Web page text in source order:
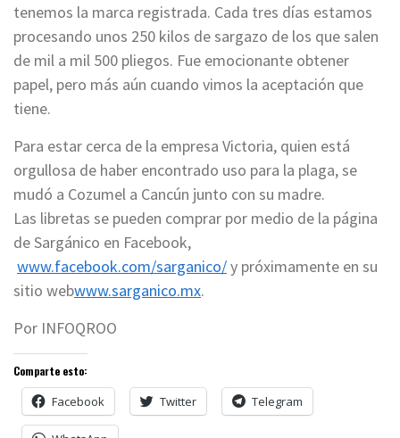
tenemos la marca registrada. Cada tres días estamos
procesando unos 250 kilos de sargazo de los que salen
de mil a mil 500 pliegos. Fue emocionante obtener
papel, pero más aún cuando vimos la aceptación que
tiene.
Para estar cerca de la empresa Victoria, quien está
orgullosa de haber encontrado uso para la plaga, se
mudó a Cozumel a Cancún junto con su madre.
Las libretas se pueden comprar por medio de la página
de Sargánico en Facebook,
www.facebook.com/sarganico/y próximamente en su
sitio webwww.sarganico.mx.
Por INFOQROO
Comparte esto:
Facebook Twitter Telegram